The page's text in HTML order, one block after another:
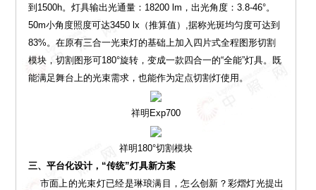
到1500h。灯具输出光通量：18200 lm，出光角度：3.8-46°。
50m小角度照度可达3450 lx（推算值）,据称光斑均匀度可达到
83%。在原有三合一光束灯的基础上加入四片式全程图形切割
模块，切割图形可180°旋转，变成一款四合一的“全能”灯具。既
能满足舞台上的光束需求，也能作为定点切割灯使用。
祥明Exp700
祥明180°切割模块
三、平台化设计，“传统”灯具新方案
市面上的光束灯已经是琳琅满目，怎么创新？彩熠灯光提出